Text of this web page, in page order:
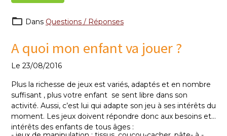
Dans Questions / Réponses
A quoi mon enfant va jouer ?
Le 23/08/2016
Plus la richesse de jeux est variés, adaptés et en nombre
suffisant , plus votre enfant se sent libre dans son
activité. Aussi, c’est lui qui adapte son jeu à ses intérêts du
moment. Les jeux doivent répondre donc aux besoins et
intérêts des enfants de tous âges :